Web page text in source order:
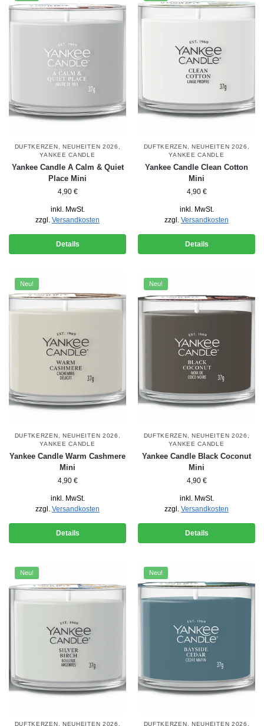
DUFTKERZEN NEUHEITEN 2026
YANKEE CANDLE
Yankee Candle A Calm & Quiet
Place Mini
4,90 €
inkl. MwSt.
zzgl. Versandkosten
Details
DUFTKERZEN NEUHEITEN 2026
YANKEE CANDLE
Yankee Candle Clean Cotton
Mini
4,90 €
inkl. MwSt.
zzgl. Versandkosten
Details
Neu!
DUFTKERZEN NEUHEITEN 2026
YANKEE CANDLE
Yankee Candle Warm Cashmere
Mini
4,90 €
inkl. MwSt.
zzgl. Versandkosten
Details
Neu!
DUFTKERZEN NEUHEITEN 2026
YANKEE CANDLE
Yankee Candle Black Coconut
Mini
4,90 €
inkl. MwSt.
zzgl. Versandkosten
Details
Neu!
DUFTKERZEN , NEUHEITEN 2026 ,
Neu!
DUFTKERZEN , NEUHEITEN 2026 ,